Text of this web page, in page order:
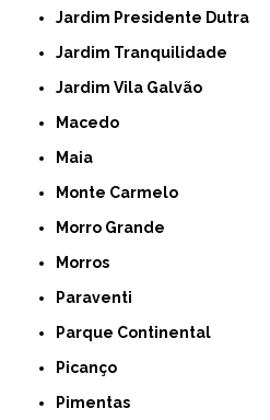
Jardim Presidente Dutra
Jardim Tranquilidade
Jardim Vila Galvão
Macedo
Maia
Monte Carmelo
Morro Grande
Morros
Paraventi
Parque Continental
Picanço
Pimentas